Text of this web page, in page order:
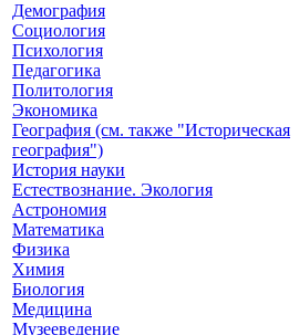
Демография
Социология
Психология
Педагогика
Политология
Экономика
География (см. также "Историческая
география")
История науки
Естествознание. Экология
Астрономия
Математика
Физика
Химия
Биология
Медицина
Музееведение